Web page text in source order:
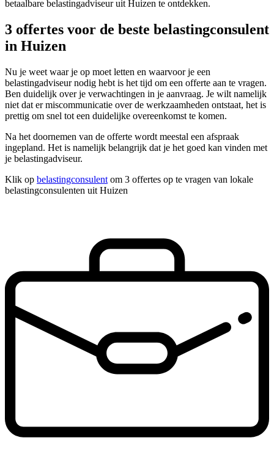
betaalbare belastingadviseur uit Huizen te ontdekken.
3 offertes voor de beste belastingconsulent
in Huizen
Nu je weet waar je op moet letten en waarvoor je een
belastingadviseur nodig hebt is het tijd om een offerte aan te vragen.
Ben duidelijk over je verwachtingen in je aanvraag. Je wilt namelijk
niet dat er miscommunicatie over de werkzaamheden ontstaat, het is
prettig om snel tot een duidelijke overeenkomst te komen.
Na het doornemen van de offerte wordt meestal een afspraak
ingepland. Het is namelijk belangrijk dat je het goed kan vinden met
je belastingadviseur.
Klik op belastingconsulent om 3 offertes op te vragen van lokale
belastingconsulenten uit Huizen